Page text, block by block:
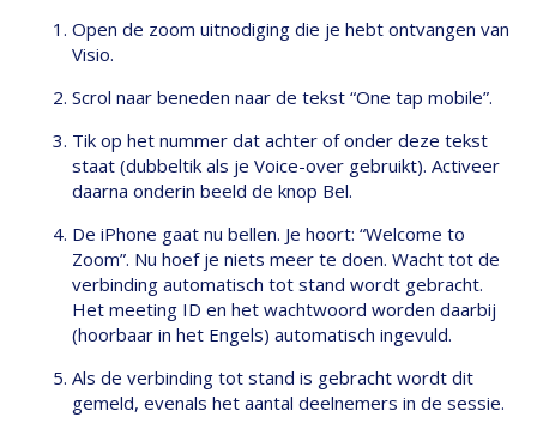
Open de zoom uitnodiging die je hebt ontvangen van
Visio.
Scrol naar beneden naar de tekst “One tap mobile”.
Tik op het nummer dat achter of onder deze tekst
staat (dubbeltik als je Voice-over gebruikt). Activeer
daarna onderin beeld de knop Bel.
De iPhone gaat nu bellen. Je hoort: “Welcome to
Zoom”. Nu hoef je niets meer te doen. Wacht tot de
verbinding automatisch tot stand wordt gebracht.
Het meeting ID en het wachtwoord worden daarbij
(hoorbaar in het Engels) automatisch ingevuld.
Als de verbinding tot stand is gebracht wordt dit
gemeld, evenals het aantal deelnemers in de sessie.